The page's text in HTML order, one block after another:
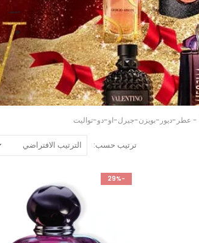
****
*
عطر-ديور-بويزن-جيرل-او-دو-تواليت
ترتيب حسب:
-29%